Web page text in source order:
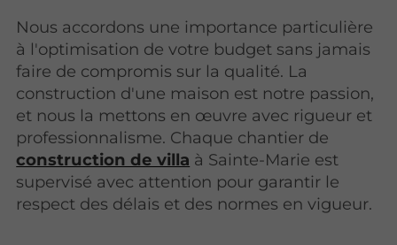
Nous accordons une importance particulière
à l'optimisation de votre budget sans jamais
faire de compromis sur la qualité. La
construction d'une maison est notre passion,
et nous la mettons en œuvre avec rigueur et
professionnalisme. Chaque chantier de
construction de villa à Sainte-Marie est
supervisé avec attention pour garantir le
respect des délais et des normes en vigueur.